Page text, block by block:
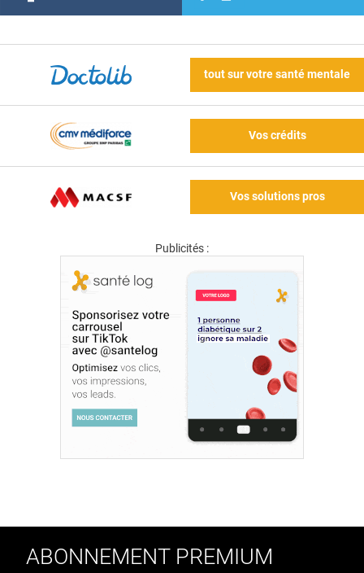
tout sur votre santé mentale
Vos crédits
Vos solutions pros
Publicités :
ABONNEMENT PREMIUM